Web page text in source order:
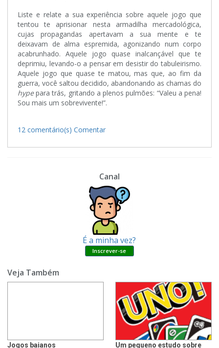
Liste e relate a sua experiência sobre aquele jogo que
tentou te aprisionar nesta armadilha mercadológica,
cujas propagandas apertavam a sua mente e te
deixavam de alma espremida, agonizando num corpo
acabrunhado. Aquele jogo quase inalcançável que te
deprimiu, levando-o a pensar em desistir do tabuleirismo.
Aquele jogo que quase te matou, mas que, ao fim da
guerra, você saltou decidido, abandonando as chamas do
hypepara trás, gritando a plenos pulmões: “Valeu a pena!
Sou mais um sobrevivente!”.
12 comentário(s) Comentar
Canal
É a minha vez?
Veja Também
Jogos baianos Um pequeno estudo sobre